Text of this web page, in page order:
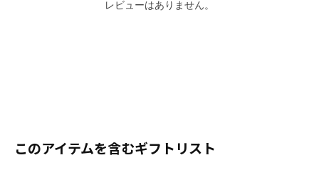
レビューはありません。
このアイテムを含むギフトリスト